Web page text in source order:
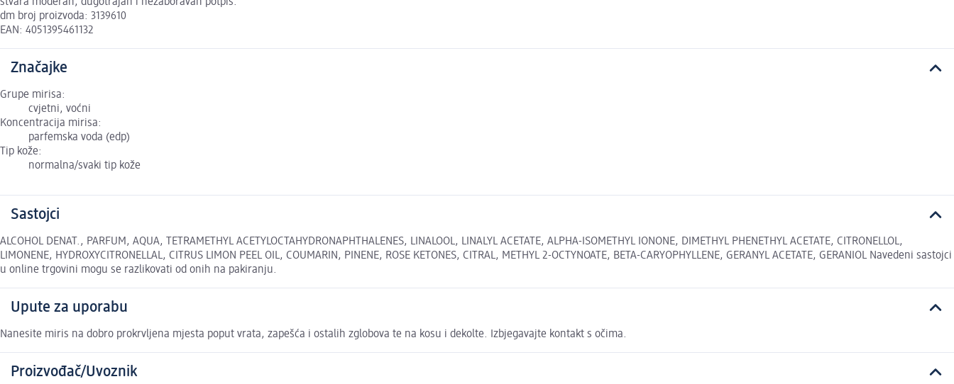
dm broj proizvoda: 3139610
EAN: 4051395461132
Značajke
Grupe mirisa:
cvjetni, voćni
Koncentracija mirisa:
parfemska voda (edp)
Tip kože:
normalna/svaki tip kože
Sastojci
ALCOHOL DENAT., PARFUM, AQUA, TETRAMETHYL ACETYLOCTAHYDRONAPHTHALENES, LINALOOL, LINALYL ACETATE, ALPHA-ISOMETHYL IONONE, DIMETHYL PHENETHYL ACETATE, CITRONELLOL,
LIMONENE, HYDROXYCITRONELLAL, CITRUS LIMON PEEL OIL, COUMARIN, PINENE, ROSE KETONES, CITRAL, METHYL 2-OCTYNOATE, BETA-CARYOPHYLLENE, GERANYL ACETATE, GERANIOL Navedeni sastojci
u online trgovini mogu se razlikovati od onih na pakiranju.
Upute za uporabu
Nanesite miris na dobro prokrvljena mjesta poput vrata, zapešća i ostalih zglobova te na kosu i dekolte. Izbjegavajte kontakt s očima.
Proizvođač/Uvoznik